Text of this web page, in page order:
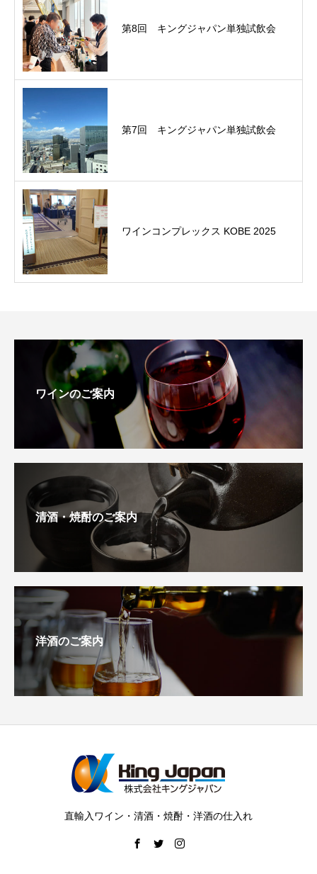
第8回 キングジャパン単独試飲会
第7回 キングジャパン単独試飲会
ワインコンプレックス KOBE 2025
ワインのご案内
清酒・焼酎のご案内
洋酒のご案内
直輸入ワイン・清酒・焼酎・洋酒の仕入れ